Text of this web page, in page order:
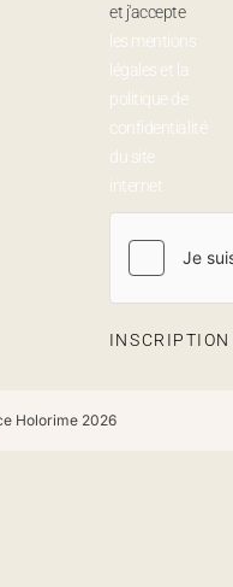
et j'accepte
les mentions
légales et la
politique de
confidentialité
du site
internet
Holorime 2026